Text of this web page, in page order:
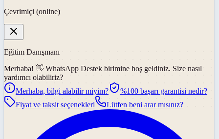
Çevrimiçi (online)
Eğitim Danışmanı
Merhaba! 👋 WhatsApp Destek birimine hoş geldiniz. Size nasıl
yardımcı olabiliriz?
Merhaba, bilgi alabilir miyim?
%100 başarı garantisi nedir?
Fiyat ve taksit seçenekleri
Lütfen beni arar mısınız?